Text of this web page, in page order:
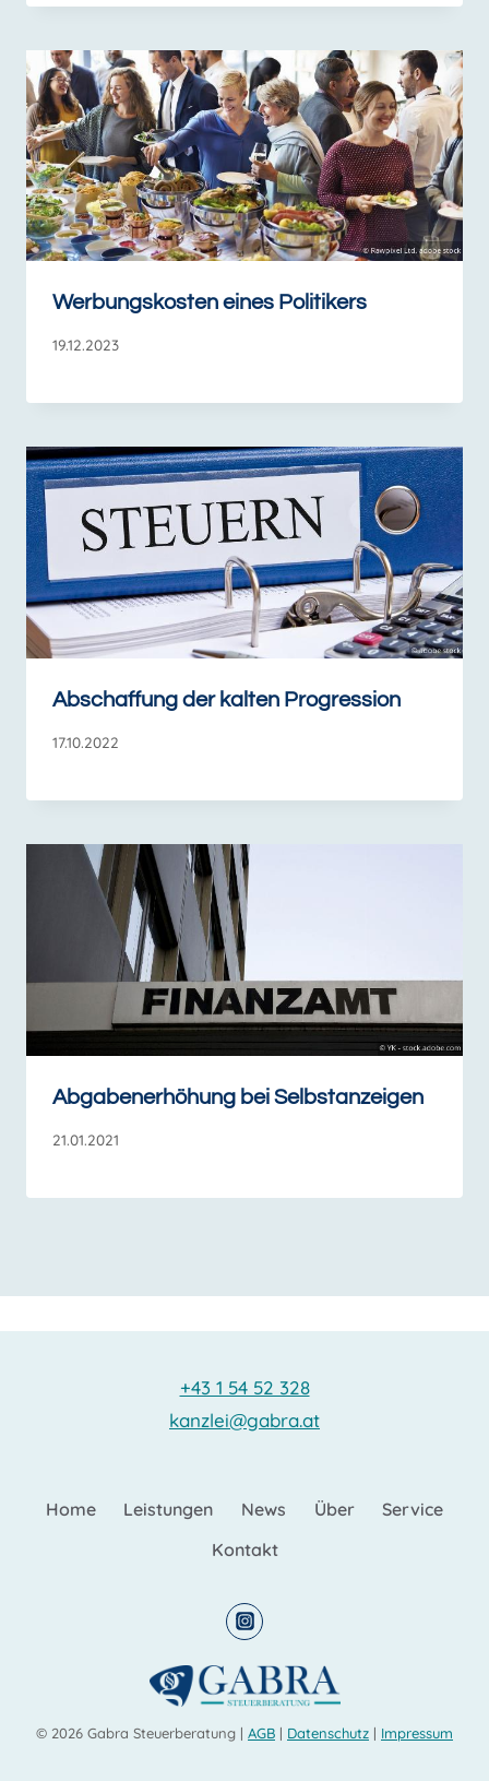
Werbungskosten eines Politikers
19.12.2023
Abschaffung der kalten Progression
17.10.2022
Abgabenerhöhung bei Selbstanzeigen
21.01.2021
+43 1 54 52 328
kanzlei@gabra.at
Home Leistungen News Über
Service
Kontakt
© 2026 Gabra Steuerberatung | AGB | Datenschutz | Impressum